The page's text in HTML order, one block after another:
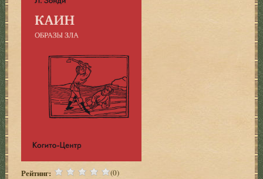
Рейтинг: (0)